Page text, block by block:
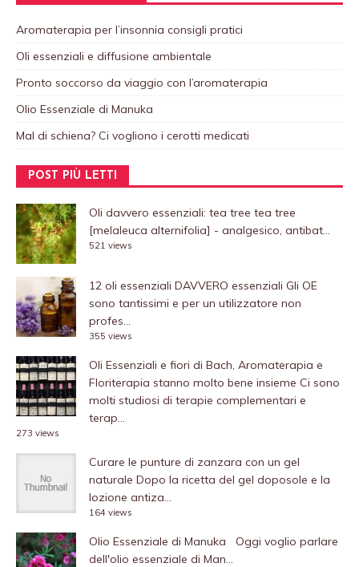
Aromaterapia per l’insonnia consigli pratici
Oli essenziali e diffusione ambientale
Pronto soccorso da viaggio con l’aromaterapia
Olio Essenziale di Manuka
Mal di schiena? Ci vogliono i cerotti medicati
POST PIÙ LETTI
Oli davvero essenziali: tea tree tea tree
[melaleuca alternifolia] - analgesico, antibat...
521 views
12 oli essenziali DAVVERO essenziali Gli OE
sono tantissimi e per un utilizzatore non
profes...
355 views
Oli Essenziali e fiori di Bach, Aromaterapia e
Floriterapia stanno molto bene insieme Ci sono
molti studiosi di terapie complementari e
terap...
273 views
Curare le punture di zanzara con un gel
naturale Dopo la ricetta del gel doposole e la
lozione antiza...
164 views
Olio Essenziale di Manuka
Oggi voglio parlare
dell'olio essenziale di Man...